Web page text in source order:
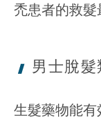
禿患者的救髮
男士脫髮
生髮藥物能有